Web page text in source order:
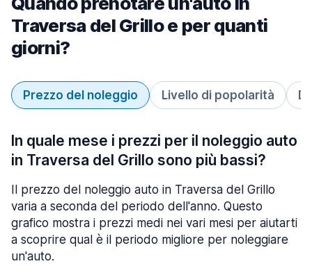
Traversa del Grillo e per quanti
giorni?
Prezzo del noleggio Livello di popolarità
In quale mese i prezzi per il noleggio auto
in Traversa del Grillo sono più bassi?
Il prezzo del noleggio auto in Traversa del Grillo
varia a seconda del periodo dell'anno. Questo
grafico mostra i prezzi medi nei vari mesi per aiutarti
a scoprire qual è il periodo migliore per noleggiare
un'auto.